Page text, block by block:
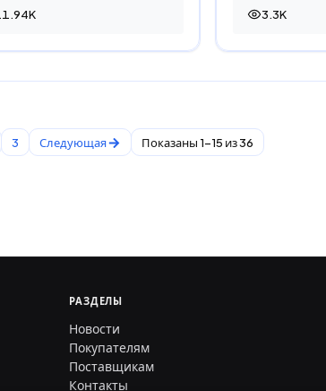
просмотра
3.3K
3 301 просмотр
3 Следующая Показаны 1-15 из 36
РАЗДЕЛЫ
Новости
Покупателям
Поставщикам
Контакты